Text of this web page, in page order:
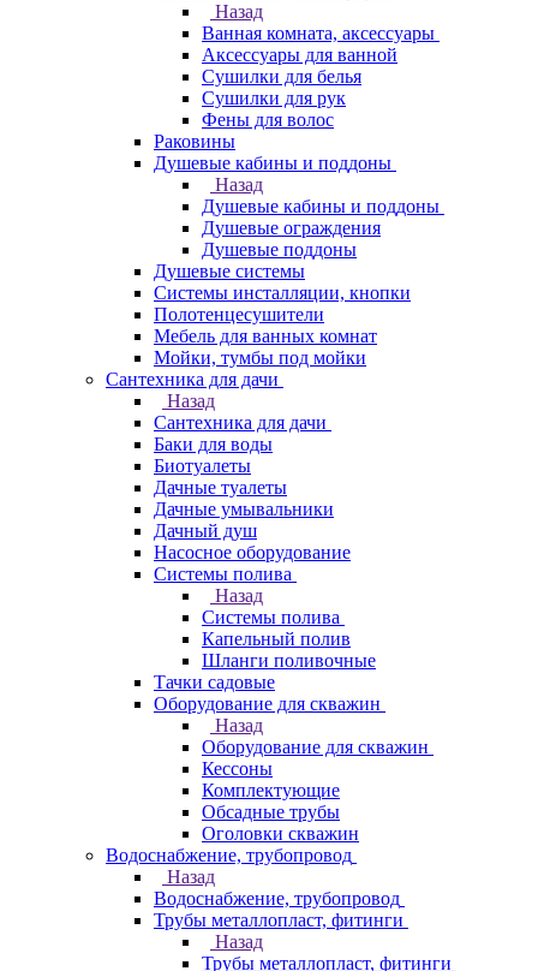
Назад
Ванная комната, аксессуары
Аксессуары для ванной
Сушилки для белья
Сушилки для рук
Фены для волос
Раковины
Душевые кабины и поддоны
Назад
Душевые кабины и поддоны
Душевые ограждения
Душевые поддоны
Душевые системы
Системы инсталляции, кнопки
Полотенцесушители
Мебель для ванных комнат
Мойки, тумбы под мойки
Сантехника для дачи
Назад
Сантехника для дачи
Баки для воды
Биотуалеты
Дачные туалеты
Дачные умывальники
Дачный душ
Насосное оборудование
Системы полива
Назад
Системы полива
Капельный полив
Шланги поливочные
Тачки садовые
Оборудование для скважин
Назад
Оборудование для скважин
Кессоны
Комплектующие
Обсадные трубы
Оголовки скважин
Водоснабжение, трубопровод
Назад
Водоснабжение, трубопровод
Трубы металлопласт, фитинги
Назад
Трубы металлопласт, фитинги